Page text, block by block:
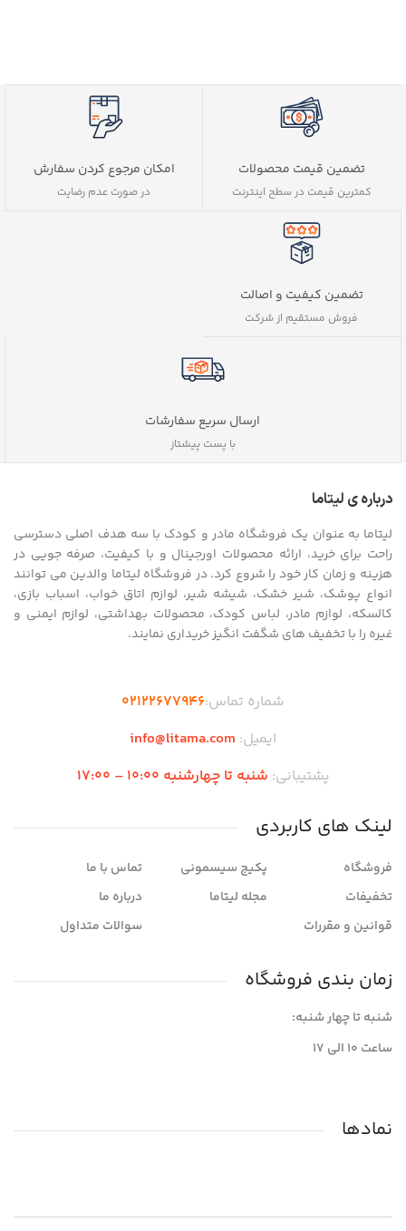
تضمین قیمت محصولات
کمترین قیمت در سطح اینترنت
امکان مرجوع کردن سفارش
در صورت عدم رضایت
تضمین کیفیت و اصالت
فروش مستقیم از شرکت
ارسال سریع سفارشات
با پست پیشتاز
درباره ی لیتاما
لیتاما به عنوان یک فروشگاه مادر و کودک با سه هدف اصلی دسترسی
راحت برای خرید، ارائه محصولات اورجینال و با کیفیت، صرفه جویی در
هزینه و زمان کار خود را شروع کرد. در فروشگاه لیتاما والدین می توانند
انواع پوشک، شیر خشک، شیشه شیر، لوازم اتاق خواب، اسباب بازی،
کالسکه، لوازم مادر، لباس کودک، محصولات بهداشتی، لوازم ایمنی و
غیره را با تخفیف های شگفت انگیز خریداری نمایند.
شماره تماس:02122677946
ایمیل: info@litama.com
پشتیبانی: شنبه تا چهارشنبه 10:00 – 17:00
لینک های کاربردی
فروشگاه
تخفیفات
قوانین و مقررات
پکیج سیسمونی
مجله لیتاما
تماس با ما
درباره ما
سوالات متداول
زمان بندی فروشگاه
شنبه تا چهار شنبه:
ساعت ۱۰ الی ۱۷
نمادها